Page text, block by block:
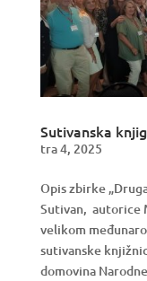
Sutivanska
tra 4, 2025
Opis zbirke
Sutivan, autorice
velikom
sutivanske
domovina